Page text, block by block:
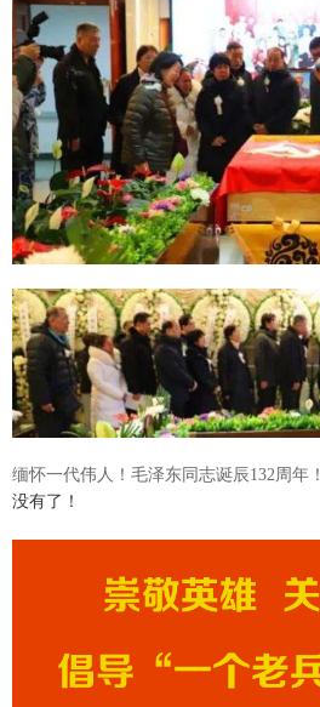
缅怀一代伟人！毛泽东同志诞辰132周年！
没有了！